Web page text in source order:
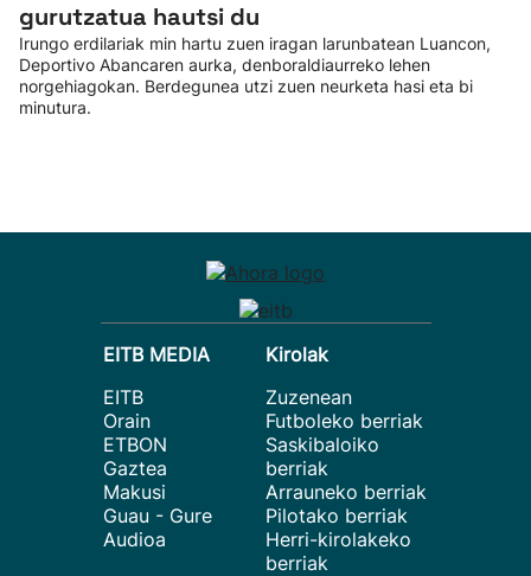
gurutzatua hautsi du
Irungo erdilariak min hartu zuen iragan larunbatean Luancon,
Deportivo Abancaren aurka, denboraldiaurreko lehen
norgehiagokan. Berdegunea utzi zuen neurketa hasi eta bi
minutura.
EITB MEDIA
EITB
Orain
ETBON
Gaztea
Makusi
Guau - Gure
Audioa
Kirolak
Zuzenean
Futboleko berriak
Saskibaloiko
berriak
Arrauneko berriak
Pilotako berriak
Herri-kirolakeko
berriak